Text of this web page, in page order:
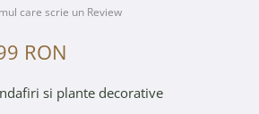
care scrie un Review
RON
si plante decorative